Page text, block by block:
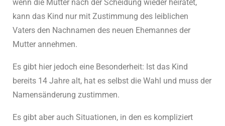
wenn die Mutter nach der Scheidung wieder heiratet,
kann das Kind nur mit Zustimmung des leiblichen
Vaters den Nachnamen des neuen Ehemannes der
Mutter annehmen.
Es gibt hier jedoch eine Besonderheit: Ist das Kind
bereits 14 Jahre alt, hat es selbst die Wahl und muss der
Namensänderung zustimmen.
Es gibt aber auch Situationen, in den es kompliziert